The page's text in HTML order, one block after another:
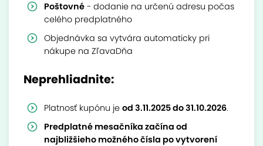
Poštovné - dodanie na určenú adresu počas
celého predplatného
Objednávka sa vytvára automaticky pri
nákupe na ZľavaDňa
Neprehliadnite:
Platnosť kupónu je od 3.11.2025 do 31.10.2026.
Predplatné mesačníka začína od
najbližšieho možného čísla po vytvorení